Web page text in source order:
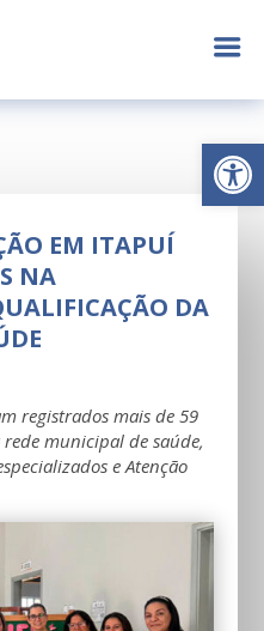
Abrir
a
EM ITAPUÍ
NA
DA
registrados mais de 59
municipal de saúde,
e Atenção